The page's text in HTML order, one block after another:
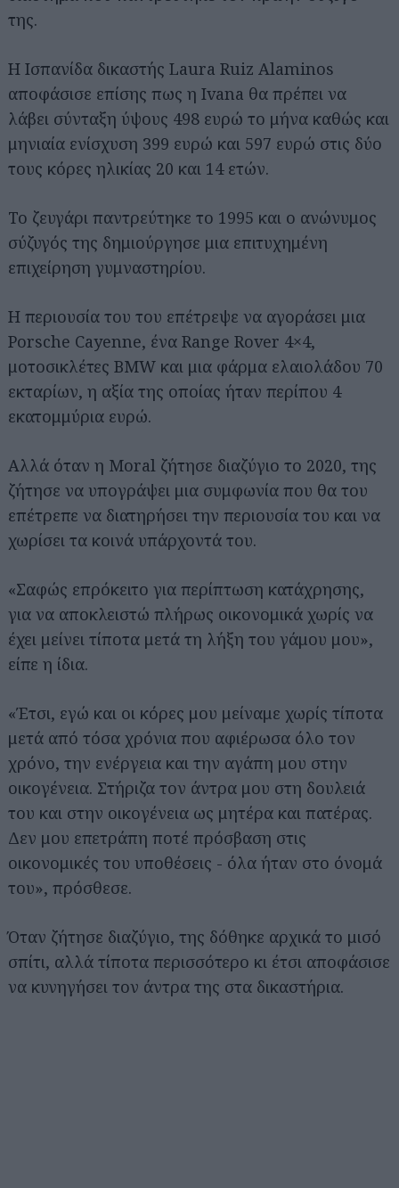
της.
Η Ισπανίδα δικαστής Laura Ruiz Alaminos
αποφάσισε επίσης πως η Ivana θα πρέπει να
λάβει σύνταξη ύψους 498 ευρώ το μήνα καθώς και
μηνιαία ενίσχυση 399 ευρώ και 597 ευρώ στις δύο
τους κόρες ηλικίας 20 και 14 ετών.
Το ζευγάρι παντρεύτηκε το 1995 και ο ανώνυμος
σύζυγός της δημιούργησε μια επιτυχημένη
επιχείρηση γυμναστηρίου.
Η περιουσία του του επέτρεψε να αγοράσει μια
Porsche Cayenne, ένα Range Rover 4×4,
μοτοσικλέτες BMW και μια φάρμα ελαιολάδου 70
εκταρίων, η αξία της οποίας ήταν περίπου 4
εκατομμύρια ευρώ.
Αλλά όταν η Moral ζήτησε διαζύγιο το 2020, της
ζήτησε να υπογράψει μια συμφωνία που θα του
επέτρεπε να διατηρήσει την περιουσία του και να
χωρίσει τα κοινά υπάρχοντά του.
«Σαφώς επρόκειτο για περίπτωση κατάχρησης,
για να αποκλειστώ πλήρως οικονομικά χωρίς να
έχει μείνει τίποτα μετά τη λήξη του γάμου μου»,
είπε η ίδια.
«Έτσι, εγώ και οι κόρες μου μείναμε χωρίς τίποτα
μετά από τόσα χρόνια που αφιέρωσα όλο τον
χρόνο, την ενέργεια και την αγάπη μου στην
οικογένεια. Στήριζα τον άντρα μου στη δουλειά
του και στην οικογένεια ως μητέρα και πατέρας.
Δεν μου επετράπη ποτέ πρόσβαση στις
οικονομικές του υποθέσεις - όλα ήταν στο όνομά
του», πρόσθεσε.
Όταν ζήτησε διαζύγιο, της δόθηκε αρχικά το μισό
σπίτι, αλλά τίποτα περισσότερο κι έτσι αποφάσισε
να κυνηγήσει τον άντρα της στα δικαστήρια.